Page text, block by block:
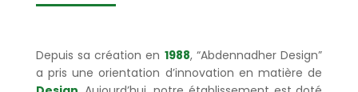
Depuis sa création en 1988, “Abdennadher Design”
a pris une orientation d’innovation en matière de